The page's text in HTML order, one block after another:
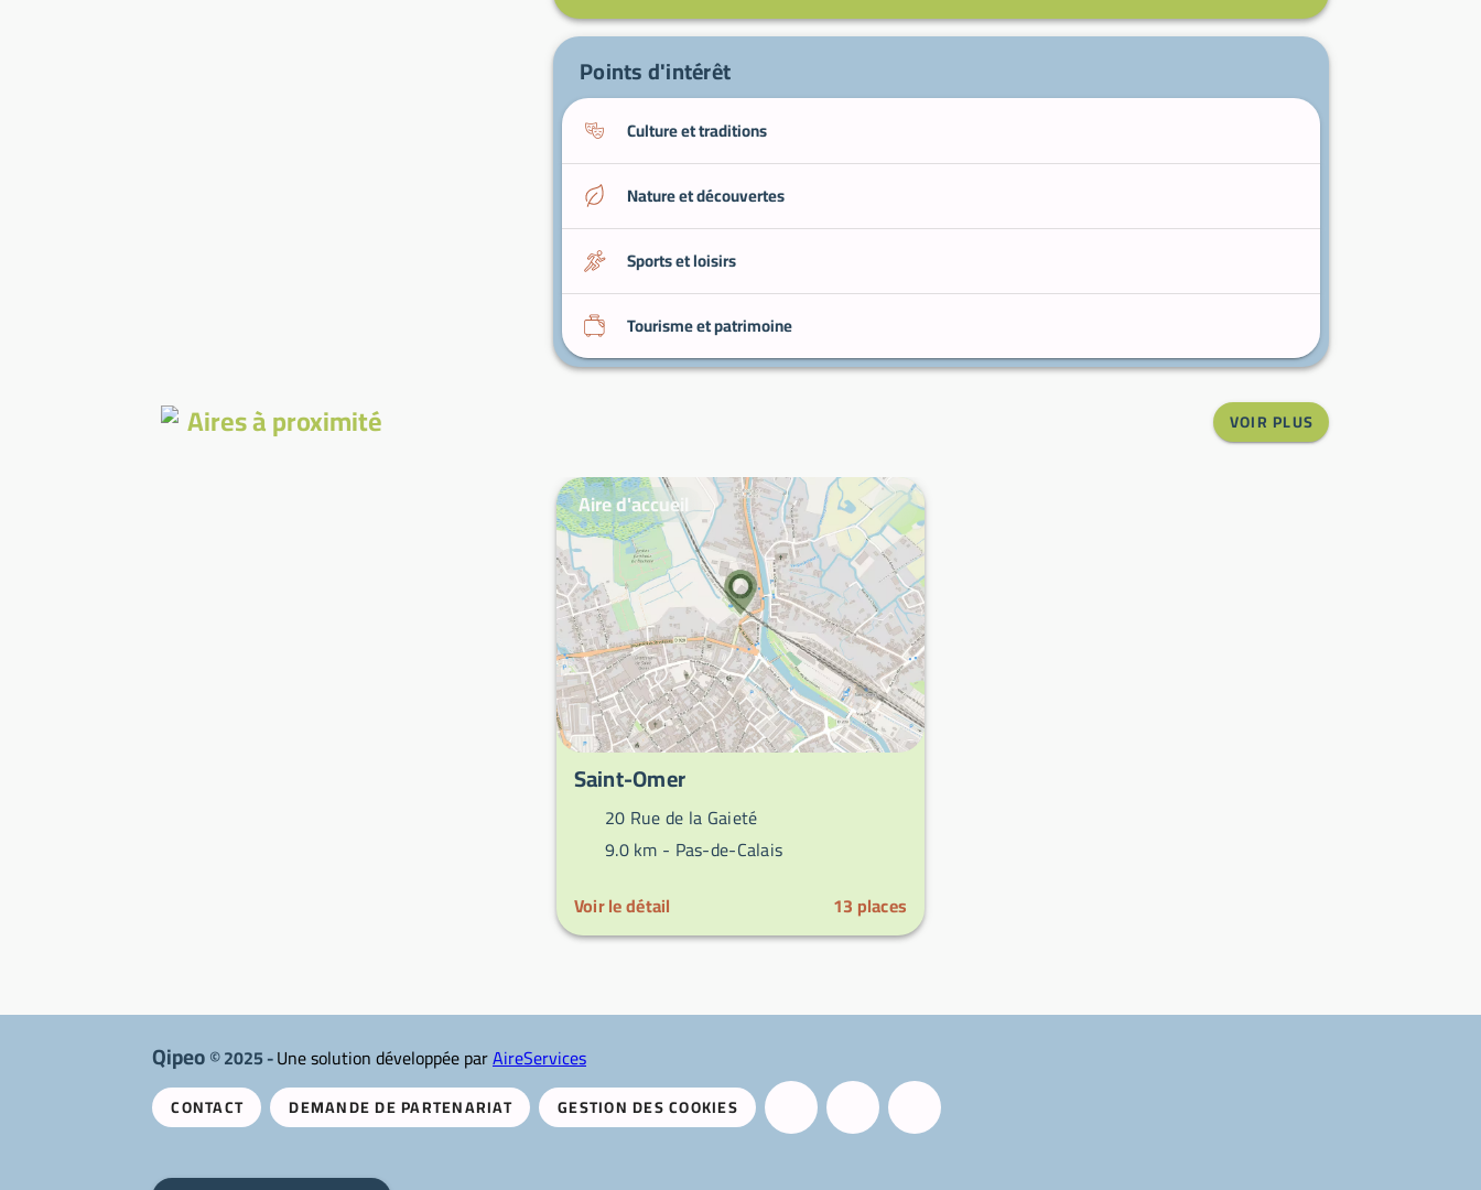
Points d'intérêt
Culture et traditions
Nature et découvertes
Sports et loisirs
Tourisme et patrimoine
Aires à proximité VOIR PLUS
Aire d'accueil
Saint-Omer
20 Rue de la Gaieté
9.0 km - Pas-de-Calais
Voir le détail
13 places
Qipeo© 2025 -Une solution développée parAireServices
CONTACT DEMANDE DE PARTENARIAT GESTION DES COOKIES